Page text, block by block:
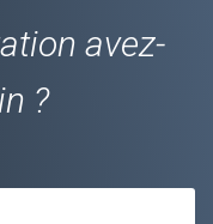
avez-
?